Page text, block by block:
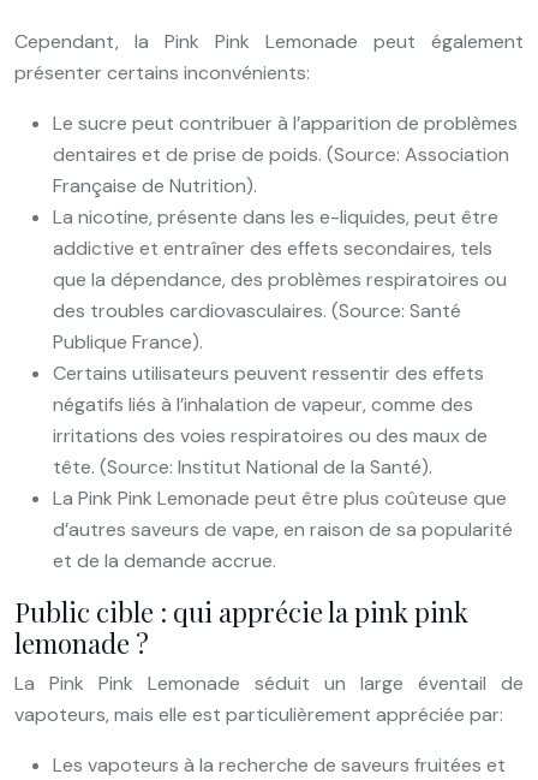
Cependant, la Pink Pink Lemonade peut également
présenter certains inconvénients:
Le sucre peut contribuer à l’apparition de problèmes
dentaires et de prise de poids. (Source: Association
Française de Nutrition).
La nicotine, présente dans les e-liquides, peut être
addictive et entraîner des effets secondaires, tels
que la dépendance, des problèmes respiratoires ou
des troubles cardiovasculaires. (Source: Santé
Publique France).
Certains utilisateurs peuvent ressentir des effets
négatifs liés à l’inhalation de vapeur, comme des
irritations des voies respiratoires ou des maux de
tête. (Source: Institut National de la Santé).
La Pink Pink Lemonade peut être plus coûteuse que
d’autres saveurs de vape, en raison de sa popularité
et de la demande accrue.
Public cible : qui apprécie la pink pink
lemonade ?
La Pink Pink Lemonade séduit un large éventail de
vapoteurs, mais elle est particulièrement appréciée par:
Les vapoteurs à la recherche de saveurs fruitées et